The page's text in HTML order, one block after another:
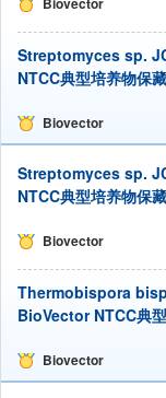
Streptomyces sp.
NTCC典型培养物保
Biovector
Streptomyces sp.
NTCC典型培养物保
Biovector
Thermobispora
BioVector NTCC典
Biovector